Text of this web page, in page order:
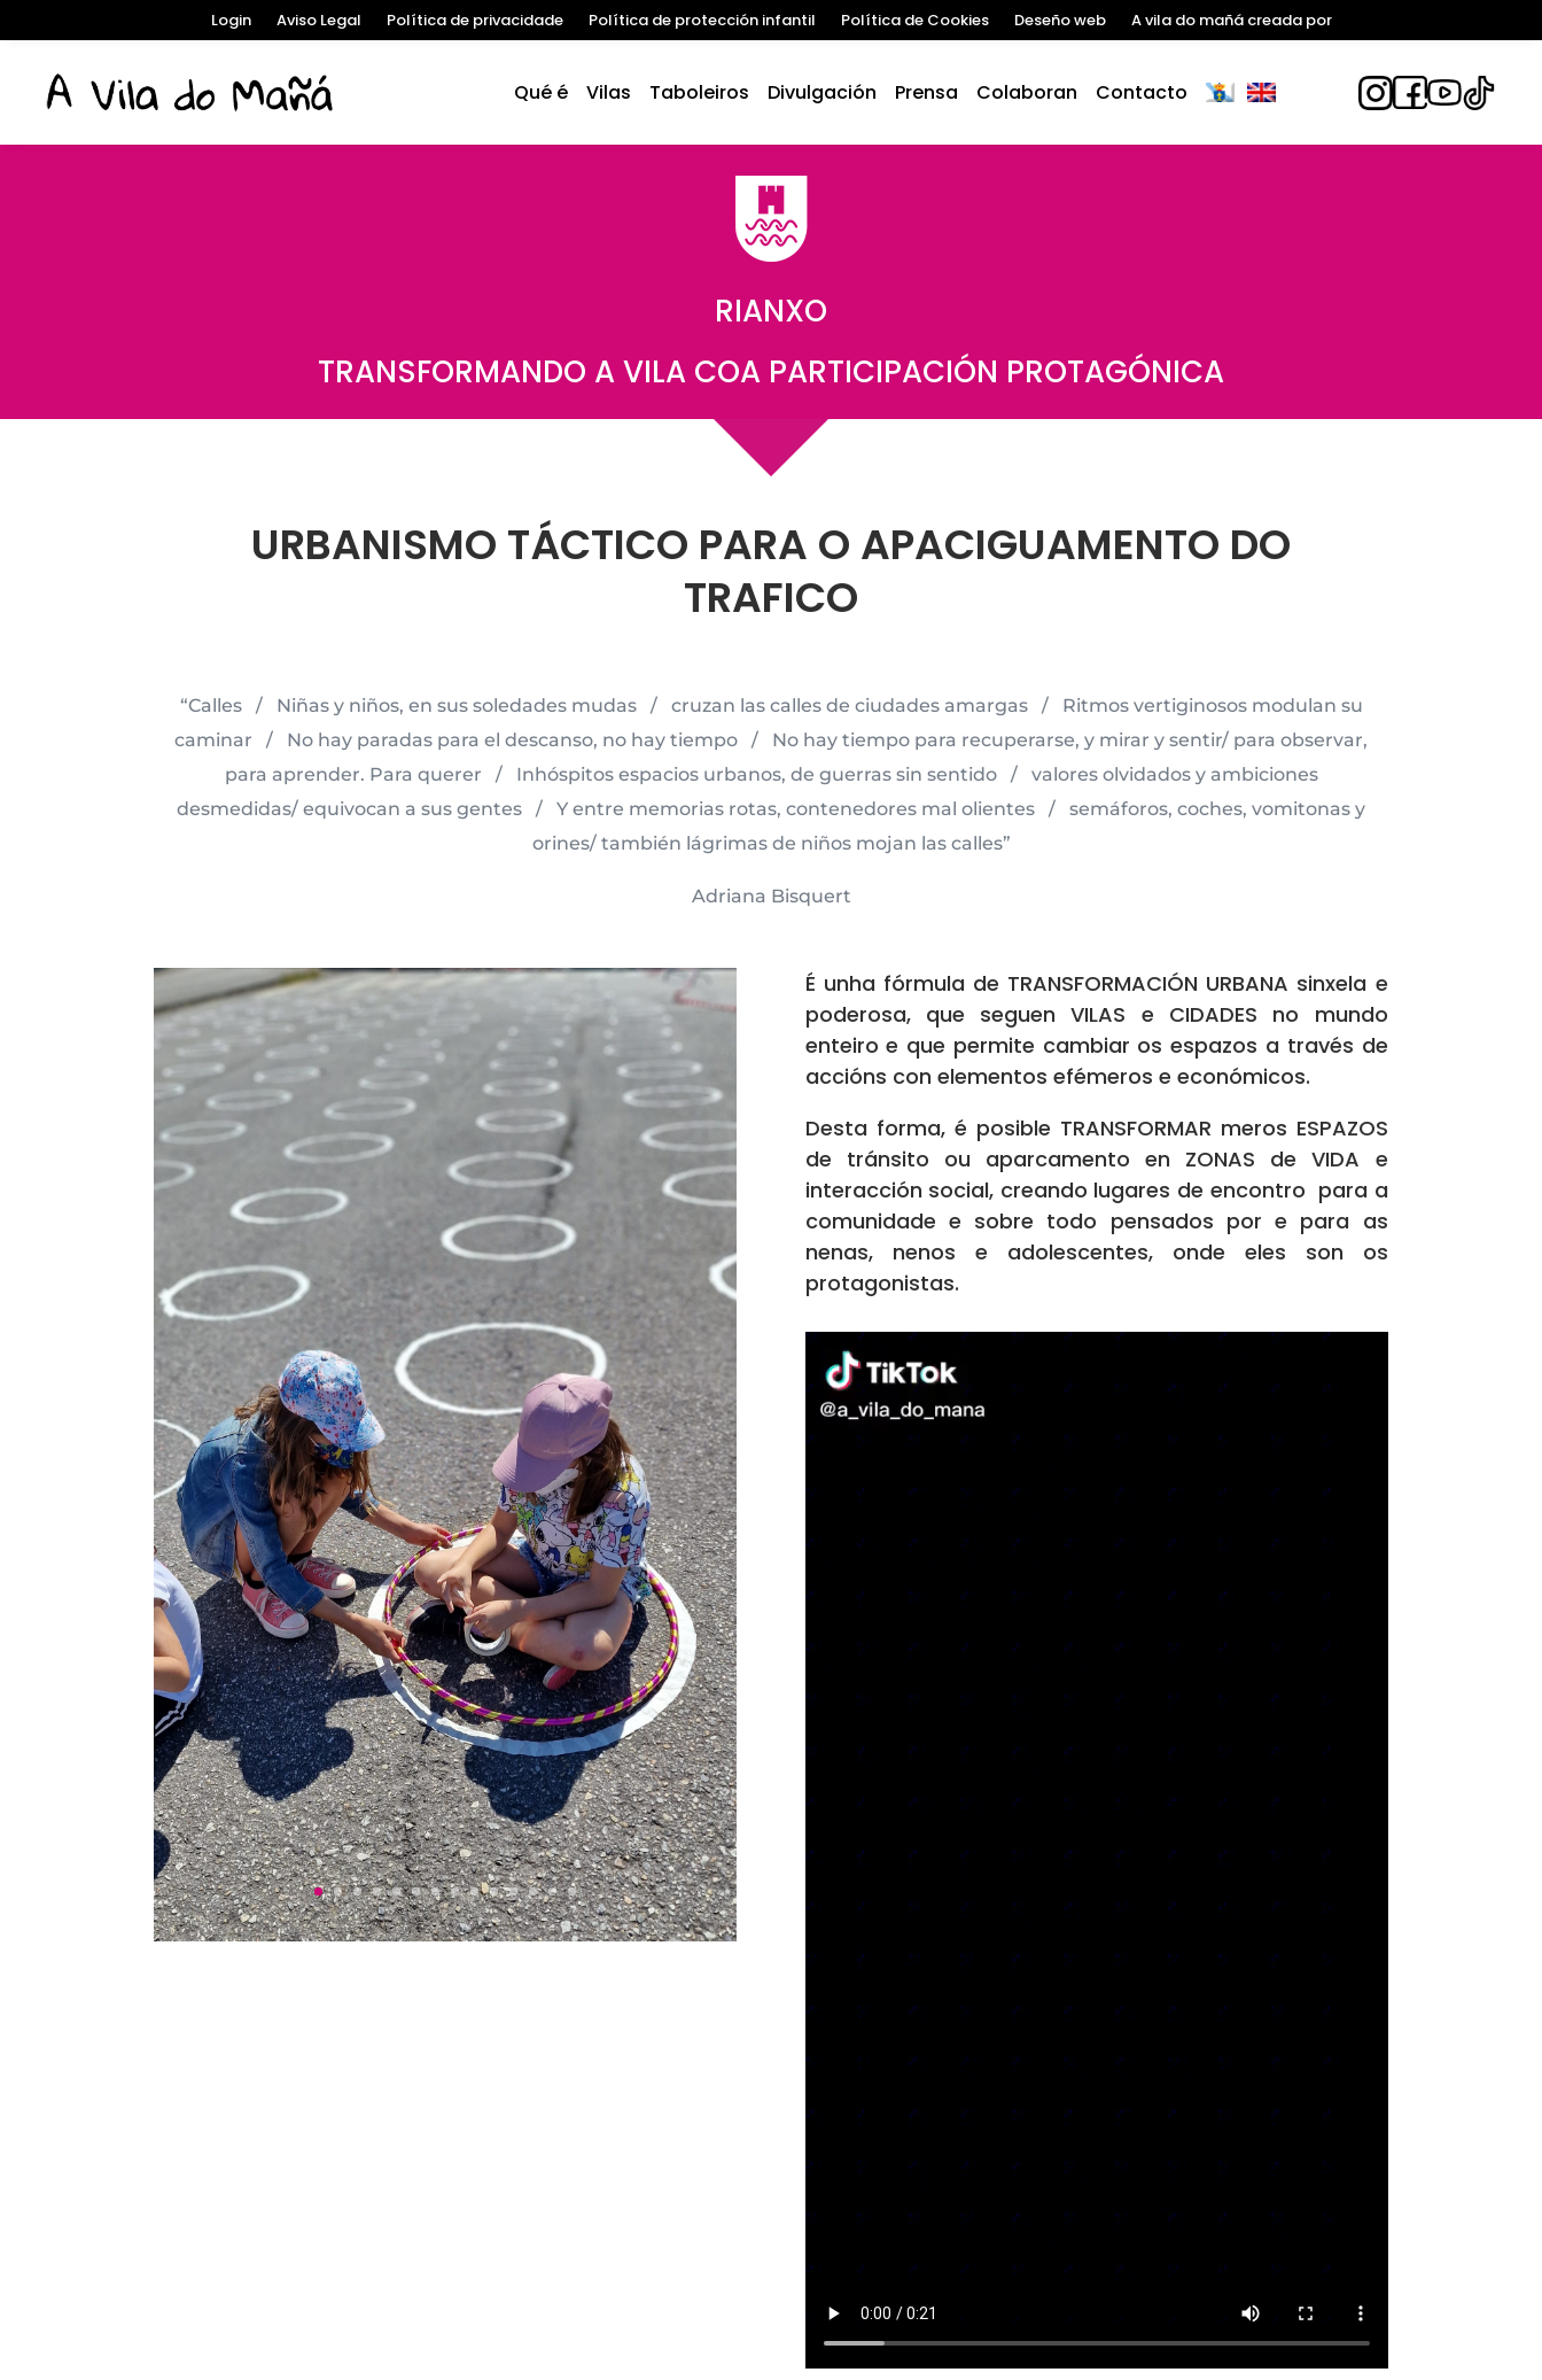
Login Aviso Legal Política de privacidade Política de protección infantil Política de Cookies Deseño web A vila do mañá creada por
Qué é Vilas Taboleiros Divulgación Prensa Colaboran Contacto
RIANXO
TRANSFORMANDO A VILA COA PARTICIPACIÓN PROTAGÓNICA
URBANISMO TÁCTICO PARA O APACIGUAMENTO DO
TRAFICO
“Calles / Niñas y niños, en sus soledades mudas / cruzan las calles de ciudades amargas / Ritmos vertiginosos modulan su
caminar / No hay paradas para el descanso, no hay tiempo / No hay tiempo para recuperarse, y mirar y sentir/ para observar,
para aprender. Para querer / Inhóspitos espacios urbanos, de guerras sin sentido / valores olvidados y ambiciones
desmedidas/ equivocan a sus gentes / Y entre memorias rotas, contenedores mal olientes / semáforos, coches, vomitonas y
orines/ también lágrimas de niños mojan las calles”
Adriana Bisquert
É unha fórmula de TRANSFORMACIÓN URBANA sinxela e
poderosa, que seguen VILAS e CIDADES no mundo
enteiro e que permite cambiar os espazos a través de
accións con elementos efémeros e económicos.
Desta forma, é posible TRANSFORMAR meros ESPAZOS
de tránsito ou aparcamento en ZONAS de VIDA e
interacción social, creando lugares de encontro para a
comunidade e sobre todo pensados por e para as
nenas, nenos e adolescentes, onde eles son os
protagonistas.